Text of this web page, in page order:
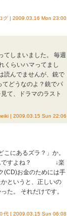
グ | 2009.03.16 Mon 23:00
てしまいました。 毎週
くらいハマってまし
読んでませんが、銃で
てどうなのよ？銃でパ
て、ドラマのラスト
| 2009.03.15 Sun 22:06
にあるズラ？」か。
ぬんですよね？ ↓楽
(CD)お金のためには手
というと、正しいの
た。 それだけです。
代 | 2009.03.15 Sun 06:08